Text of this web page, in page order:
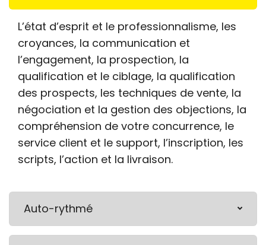
L’état d’esprit et le professionnalisme, les
croyances, la communication et
l’engagement, la prospection, la
qualification et le ciblage, la qualification
des prospects, les techniques de vente, la
négociation et la gestion des objections, la
compréhension de votre concurrence, le
service client et le support, l’inscription, les
scripts, l’action et la livraison.
Auto-rythmé